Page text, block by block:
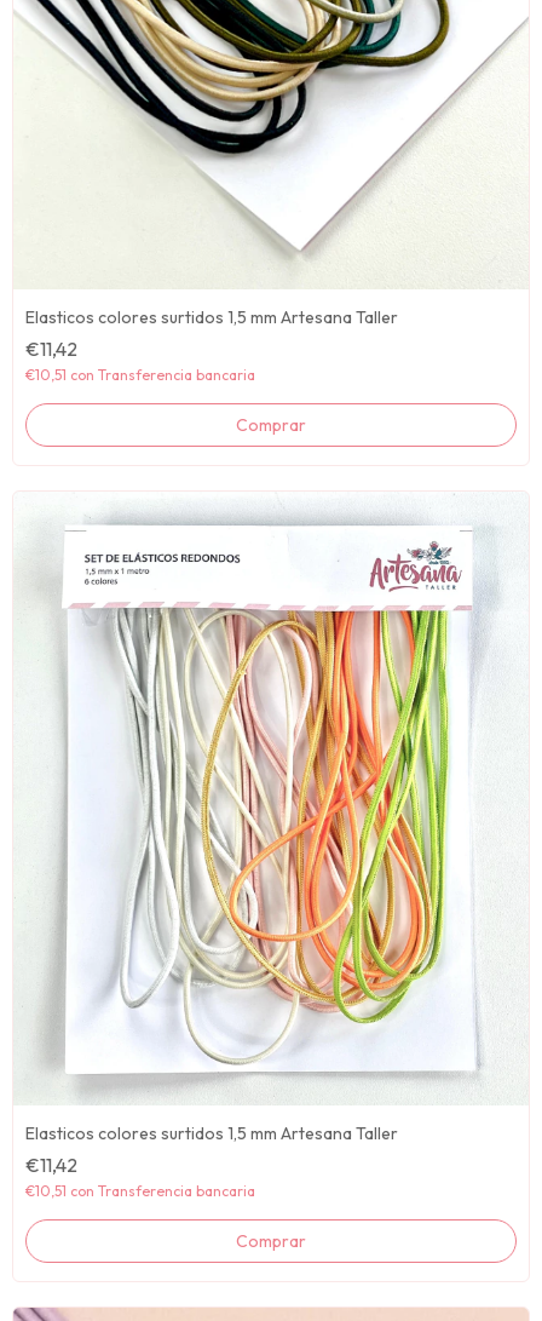
Elasticos colores surtidos 1,5 mm Artesana Taller
€11,42
€10,51 con Transferencia bancaria
Elasticos colores surtidos 1,5 mm Artesana Taller
€11,42
€10,51 con Transferencia bancaria